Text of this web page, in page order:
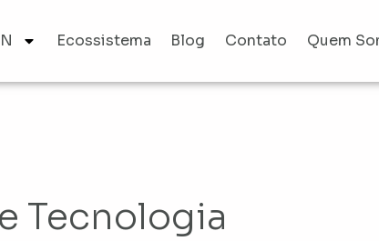
Ecossistema Blog Contato Quem
Tecnologia